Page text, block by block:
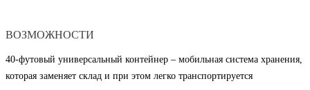
ВОЗМОЖНОСТИ
40-футовый универсальный контейнер – мобильная система хранения,
которая заменяет склад и при этом легко транспортируется